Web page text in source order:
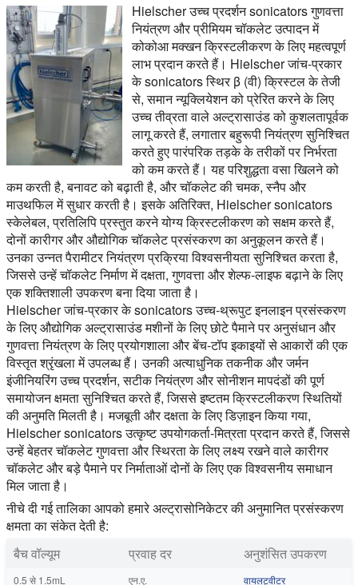
Hielscher उच्च प्रदर्शन sonicators गुणवत्ता
नियंत्रण और प्रीमियम चॉकलेट उत्पादन में
कोकोआ मक्खन क्रिस्टलीकरण के लिए महत्वपूर्ण
लाभ प्रदान करते हैं। Hielscher जांच-प्रकार
के sonicators स्थिर β (वी) क्रिस्टल के तेजी
से, समान न्यूक्लियेशन को प्रेरित करने के लिए
उच्च तीव्रता वाले अल्ट्रासाउंड को कुशलतापूर्वक
लागू करते हैं, लगातार बहुरूपी नियंत्रण सुनिश्चित
करते हुए पारंपरिक तड़के के तरीकों पर निर्भरता
को कम करते हैं। यह परिशुद्धता वसा खिलने को
कम करती है, बनावट को बढ़ाती है, और चॉकलेट की चमक, स्नैप और
माउथफिल में सुधार करती है। इसके अतिरिक्त, Hielscher sonicators
स्केलेबल, प्रतिलिपि प्रस्तुत करने योग्य क्रिस्टलीकरण को सक्षम करते हैं,
दोनों कारीगर और औद्योगिक चॉकलेट प्रसंस्करण का अनुकूलन करते हैं।
उनका उन्नत पैरामीटर नियंत्रण प्रक्रिया विश्वसनीयता सुनिश्चित करता है,
जिससे उन्हें चॉकलेट निर्माण में दक्षता, गुणवत्ता और शेल्फ-लाइफ बढ़ाने के लिए
एक शक्तिशाली उपकरण बना दिया जाता है।
Hielscher जांच-प्रकार के sonicators उच्च-थ्रूपुट इनलाइन प्रसंस्करण
के लिए औद्योगिक अल्ट्रासाउंड मशीनों के लिए छोटे पैमाने पर अनुसंधान और
गुणवत्ता नियंत्रण के लिए प्रयोगशाला और बेंच-टॉप इकाइयों से आकारों की एक
विस्तृत श्रृंखला में उपलब्ध हैं। उनकी अत्याधुनिक तकनीक और जर्मन
इंजीनियरिंग उच्च प्रदर्शन, सटीक नियंत्रण और सोनीशन मापदंडों की पूर्ण
समायोजन क्षमता सुनिश्चित करते हैं, जिससे इष्टतम क्रिस्टलीकरण स्थितियों
की अनुमति मिलती है। मजबूती और दक्षता के लिए डिज़ाइन किया गया,
Hielscher sonicators उत्कृष्ट उपयोगकर्ता-मित्रता प्रदान करते हैं, जिससे
उन्हें बेहतर चॉकलेट गुणवत्ता और स्थिरता के लिए लक्ष्य रखने वाले कारीगर
चॉकलेट और बड़े पैमाने पर निर्माताओं दोनों के लिए एक विश्वसनीय समाधान
मिल जाता है।
नीचे दी गई तालिका आपको हमारे अल्ट्रासोनिकेटर की अनुमानित प्रसंस्करण
क्षमता का संकेत देती है:
बैच वॉल्यूम
प्रवाह दर अनुशंसित उपकरण
0.5 से 1.5mL एन.ए.
वायलट्वीटर